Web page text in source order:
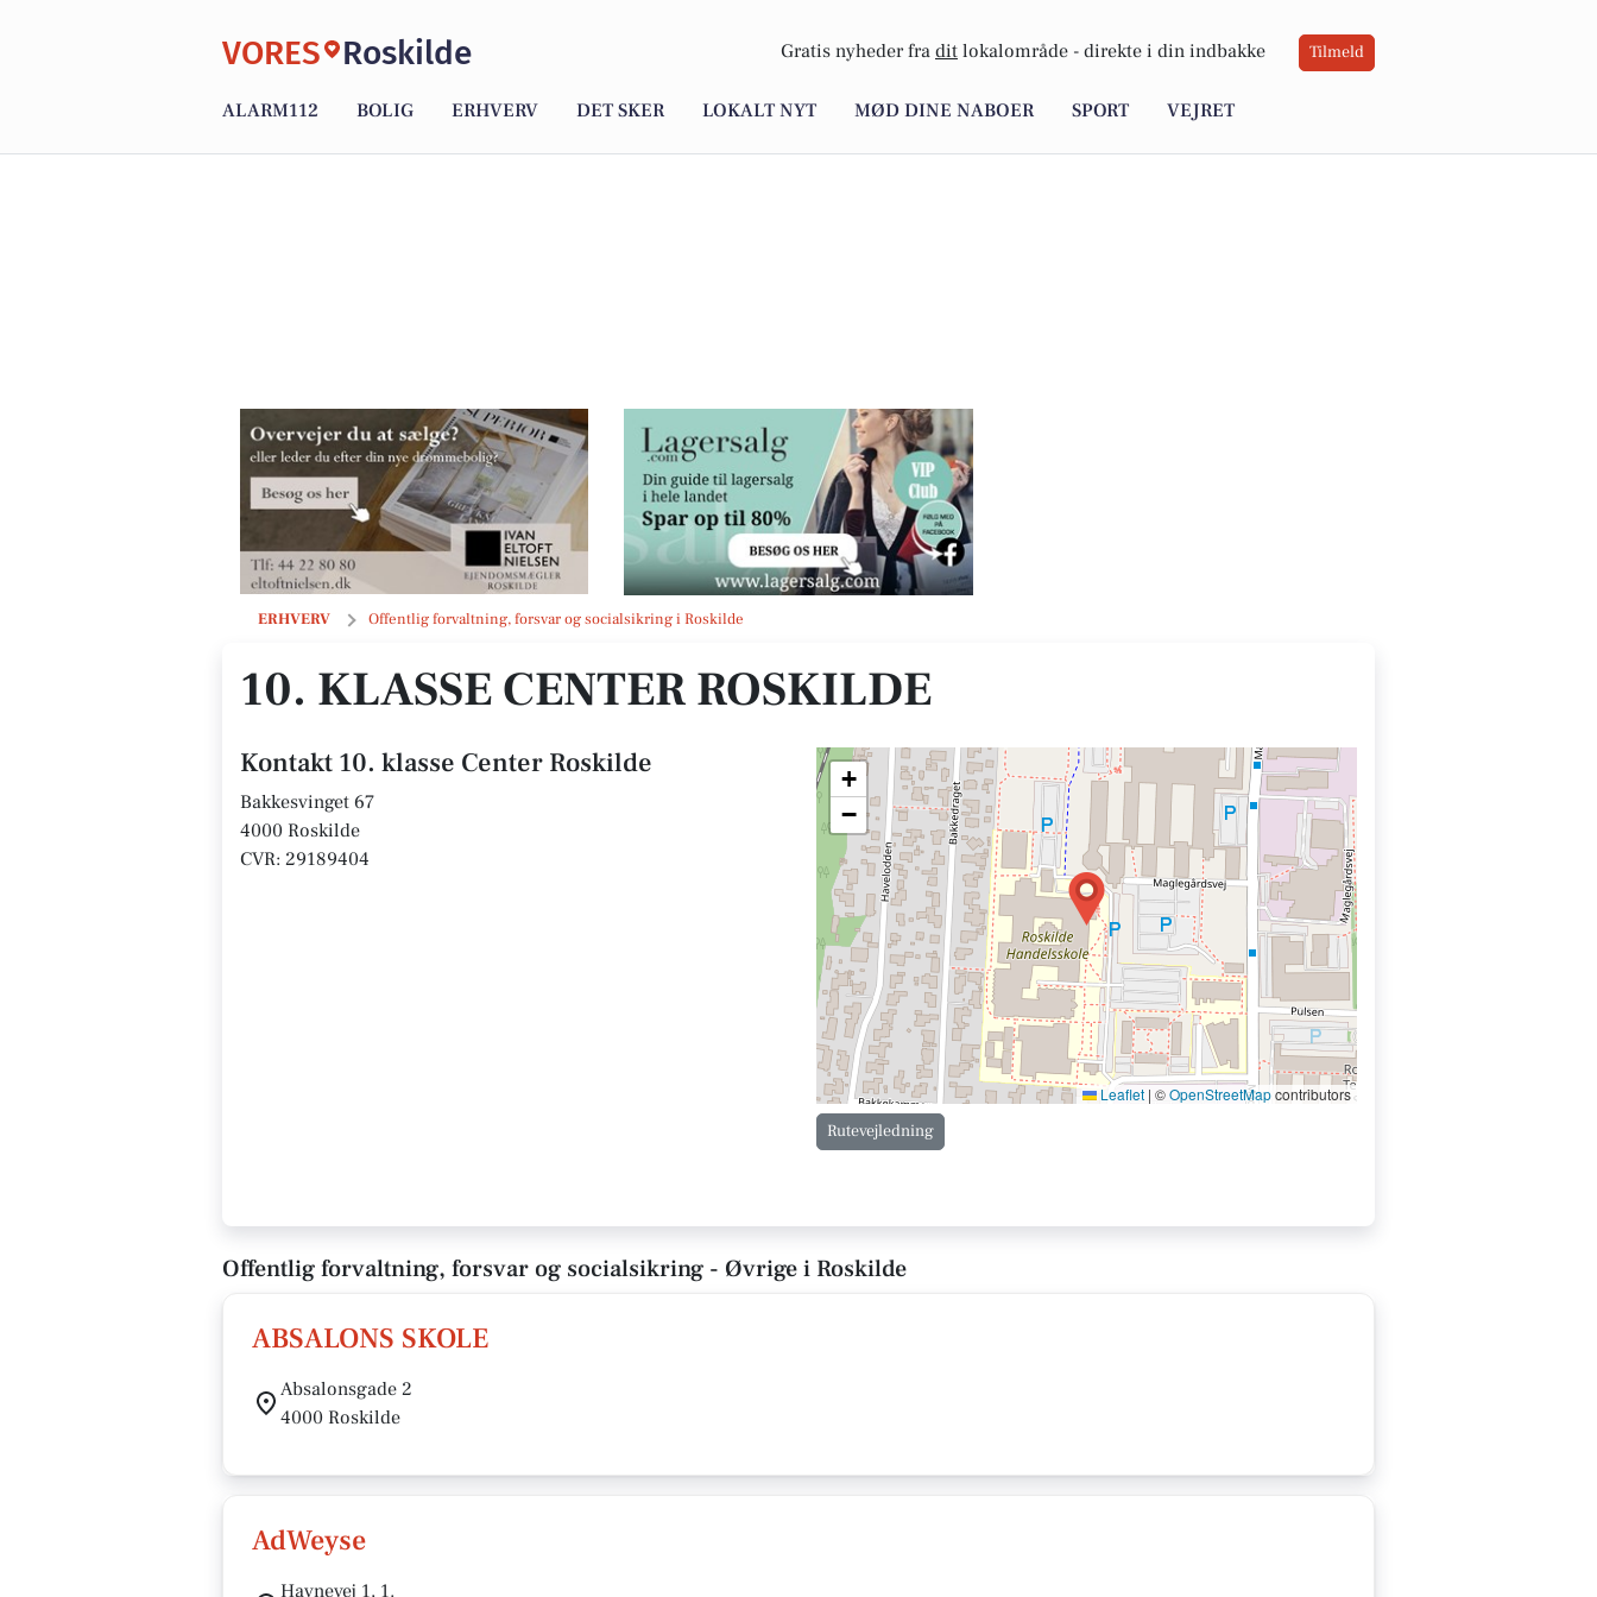
VORES Roskilde Gratis nyheder fra dit lokalområde - direkte i din indbakke Tilmeld
ALARM112 BOLIG ERHVERV DET SKER LOKALT NYT MØD DINE NABOER SPORT VEJRET
ERHVERV Offentlig forvaltning, forsvar og socialsikring i Roskilde
10. klasse Center Roskilde
10. KLASSE CENTER ROSKILDE
Kontakt 10. klasse Center Roskilde
Bakkesvinget 67
4000 Roskilde
CVR: 29189404
+
−
Leaflet | ©OpenStreetMapcontributors
Rutevejledning
Offentlig forvaltning, forsvar og socialsikring - Øvrige i Roskilde
ABSALONS SKOLE
Absalonsgade 2
4000 Roskilde
AdWeyse
Havnevej 1, 1.